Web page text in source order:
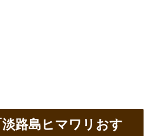
路島ヒマワリおす